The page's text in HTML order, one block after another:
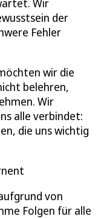
Wir
der
Fehler
wir die
belehren,
Wir
alle verbindet:
die uns wichtig
von
Folgen für alle